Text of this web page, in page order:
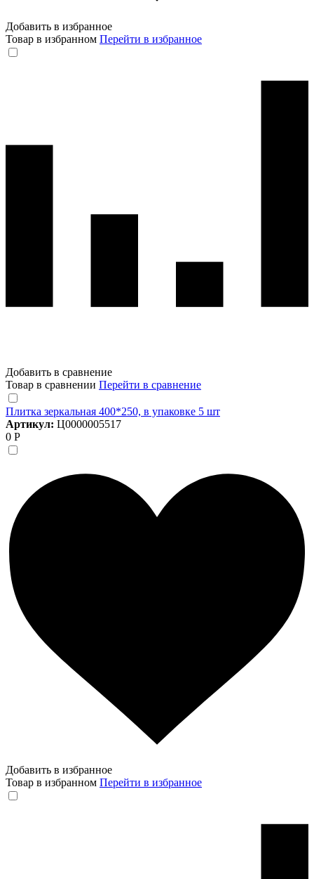
Добавить в избранное
Товар в избранном Перейти в избранное
Добавить в сравнение
Товар в сравнении Перейти в сравнение
Плитка зеркальная 400*250, в упаковке 5 шт
Артикул: Ц0000005517
0 Р
Добавить в избранное
Товар в избранном Перейти в избранное